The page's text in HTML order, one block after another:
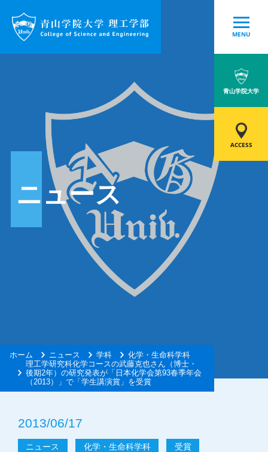
MENU
青山学院大学
ACCESS
ニュース
ホーム ニュース 学科
化学・生命科学科
理工学研究科化学コースの武藤克也さん（博士・
後期2年）の研究発表が「日本化学会第93春季年会
（2013）」で「学生講演賞」を受賞
2013/06/17
ニュース 化学・生命科学科 受賞